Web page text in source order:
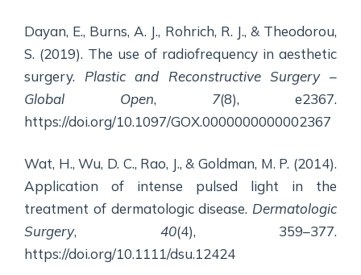
Dayan, E., Burns, A. J., Rohrich, R. J., & Theodorou,
S. (2019). The use of radiofrequency in aesthetic
surgery. Plastic and Reconstructive Surgery –
Global Open, 7(8), e2367.
https://doi.org/10.1097/GOX.0000000000002367
Wat, H., Wu, D. C., Rao, J., & Goldman, M. P. (2014).
Application of intense pulsed light in the
treatment of dermatologic disease. Dermatologic
Surgery, 40(4), 359–377.
https://doi.org/10.1111/dsu.12424